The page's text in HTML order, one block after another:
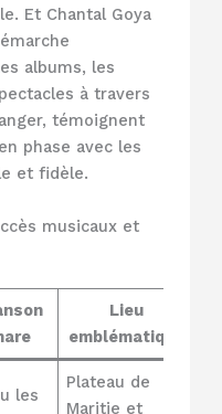
Et Chantal Goya
albums, les
à travers
témoignent
phase avec les
et fidèle.
musicaux et
Lieu
emblématique
les
Plateau de
Maritie et